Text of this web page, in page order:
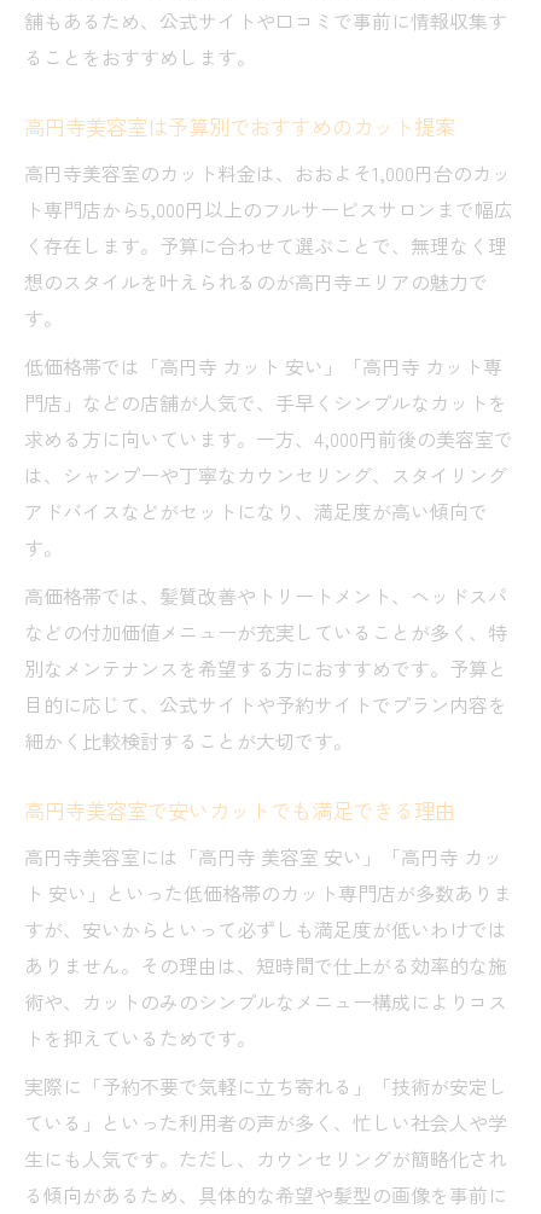
舗もあるため、公式サイトや口コミで事前に情報収集す
ることをおすすめします。
高円寺美容室は予算別でおすすめのカット提案
高円寺美容室のカット料金は、おおよそ1,000円台のカッ
ト専門店から5,000円以上のフルサービスサロンまで幅広
く存在します。予算に合わせて選ぶことで、無理なく理
想のスタイルを叶えられるのが高円寺エリアの魅力で
す。
低価格帯では「高円寺 カット 安い」「高円寺 カット専
門店」などの店舗が人気で、手早くシンプルなカットを
求める方に向いています。一方、4,000円前後の美容室で
は、シャンプーや丁寧なカウンセリング、スタイリング
アドバイスなどがセットになり、満足度が高い傾向で
す。
高価格帯では、髪質改善やトリートメント、ヘッドスパ
などの付加価値メニューが充実していることが多く、特
別なメンテナンスを希望する方におすすめです。予算と
目的に応じて、公式サイトや予約サイトでプラン内容を
細かく比較検討することが大切です。
高円寺美容室で安いカットでも満足できる理由
高円寺美容室には「高円寺 美容室 安い」「高円寺 カッ
ト 安い」といった低価格帯のカット専門店が多数ありま
すが、安いからといって必ずしも満足度が低いわけでは
ありません。その理由は、短時間で仕上がる効率的な施
術や、カットのみのシンプルなメニュー構成によりコス
トを抑えているためです。
実際に「予約不要で気軽に立ち寄れる」「技術が安定し
ている」といった利用者の声が多く、忙しい社会人や学
生にも人気です。ただし、カウンセリングが簡略化され
る傾向があるため、具体的な希望や髪型の画像を事前に